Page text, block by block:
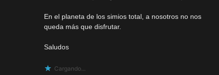
En el planeta de los simios total, a nosotros no nos
queda más que disfrutar.
Saludos
Cargando...